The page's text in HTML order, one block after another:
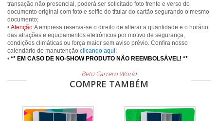
transação não presencial, poderá ser solicitado foto frente e verso do
documento original com foto e selfie do titular do cartão segurando o mesmo
documento;
• Atenção:A empresa reserva-se o direito de alterar a quantidade e o horário
das atrações e equipamentos eletrônicos por motivo de segurança,
condições climáticas ou força maior sem aviso prévio. Confira nosso
calendário de manutenção clicando aqui;
• ** EM CASO DE NO-SHOW PRODUTO NÃO REEMBOLSÁVEL! **
Beto Carrero World
COMPRE TAMBÉM